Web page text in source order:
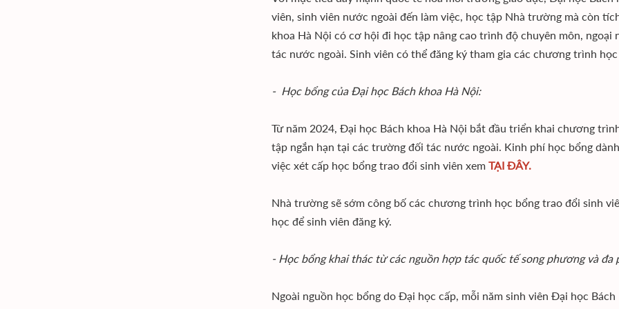
viên, sinh viên nước ngoài đến làm việc, học tập Nhà trường mà còn
khoa Hà Nội có cơ hội đi học tập nâng cao trình độ chuyên môn,
tác nước ngoài. Sinh viên có thể đăng ký tham gia các chương trình
- Học bổng của Đại học Bách khoa Hà Nội:
Từ năm 2024, Đại học Bách khoa Hà Nội bắt đầu triển khai chương
tập ngắn hạn tại các trường đối tác nước ngoài. Kinh phí học bổng
việc xét cấp học bổng trao đổi sinh viên xem TẠI ĐÂY.
Nhà trường sẽ sớm công bố các chương trình học bổng trao đổi sinh
học để sinh viên đăng ký.
- Học bổng khai thác từ các nguồn hợp tác quốc tế song phương và đa
Ngoài nguồn học bổng do Đại học cấp, mỗi năm sinh viên Đại học